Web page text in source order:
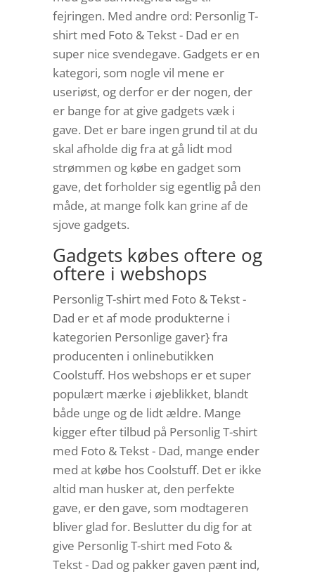
fejringen. Med andre ord: Personlig T-
shirt med Foto & Tekst - Dad er en
super nice svendegave. Gadgets er en
kategori, som nogle vil mene er
useriøst, og derfor er der nogen, der
er bange for at give gadgets væk i
gave. Det er bare ingen grund til at du
skal afholde dig fra at gå lidt mod
strømmen og købe en gadget som
gave, det forholder sig egentlig på den
måde, at mange folk kan grine af de
sjove gadgets.
Gadgets købes oftere og
oftere i webshops
Personlig T-shirt med Foto & Tekst -
Dad er et af mode produkterne i
kategorien Personlige gaver} fra
producenten i onlinebutikken
Coolstuff. Hos webshops er et super
populært mærke i øjeblikket, blandt
både unge og de lidt ældre. Mange
kigger efter tilbud på Personlig T-shirt
med Foto & Tekst - Dad, mange ender
med at købe hos Coolstuff. Det er ikke
altid man husker at, den perfekte
gave, er den gave, som modtageren
bliver glad for. Beslutter du dig for at
give Personlig T-shirt med Foto &
Tekst - Dad og pakker gaven pænt ind,